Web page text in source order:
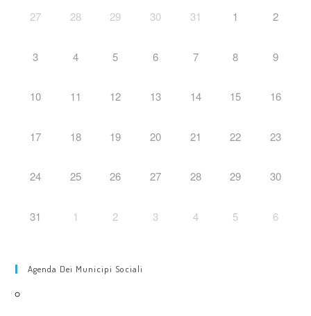
27 28 29 30 31 1 2
3 4 5 6 7 8 9
10 11 12 13 14 15 16
17 18 19 20 21 22 23
24 25 26 27 28 29 30
31 1 2 3 4 5 6
Agenda Dei Municipi Sociali